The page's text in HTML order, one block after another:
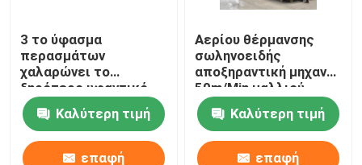
3 το ύφασμα
περασμάτων
χαλαρώνει το
ξηρότερο υφαντικό
μπλε λευκό μηχανών
ξήρανσηςΚαλύτερη τιμή
επαφή
Αερίου θέρμανσης
σωληνοειδής
αποξηραντική μηχανή
50m/Min μαλλιού
μηχανών υφάσματος
ξηρότερη προ
Καλύτερη τιμή
επαφή